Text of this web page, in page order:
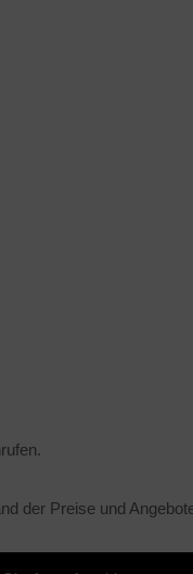
der Preise und